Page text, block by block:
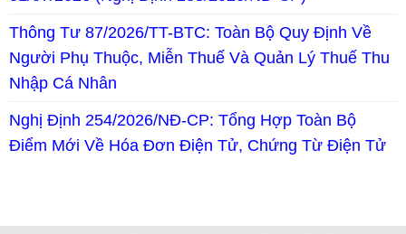
Thông Tư 87/2026/TT-BTC: Toàn Bộ Quy Định Về
Người Phụ Thuộc, Miễn Thuế Và Quản Lý Thuế Thu
Nhập Cá Nhân
Nghị Định 254/2026/NĐ-CP: Tổng Hợp Toàn Bộ
Điểm Mới Về Hóa Đơn Điện Tử, Chứng Từ Điện Tử